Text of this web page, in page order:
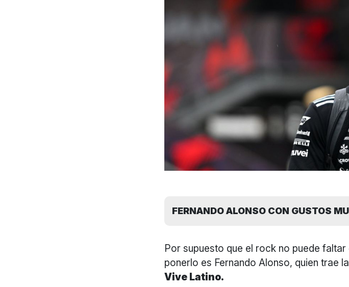
FERNANDO ALONSO CON GUSTOS
Por supuesto que el rock no puede
ponerlo es Fernando Alonso, quien trae
Vive Latino.